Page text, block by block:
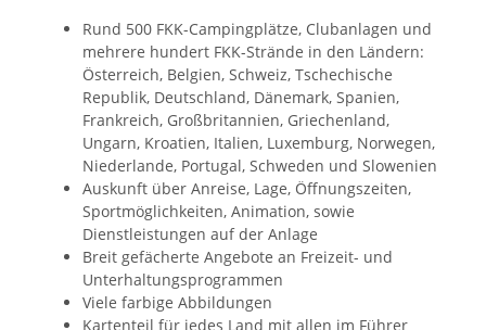
Rund 500 FKK-Campingplätze, Clubanlagen und
mehrere hundert FKK-Strände in den Ländern:
Österreich, Belgien, Schweiz, Tschechische
Republik, Deutschland, Dänemark, Spanien,
Frankreich, Großbritannien, Griechenland,
Ungarn, Kroatien, Italien, Luxemburg, Norwegen,
Niederlande, Portugal, Schweden und Slowenien
Auskunft über Anreise, Lage, Öffnungszeiten,
Sportmöglichkeiten, Animation, sowie
Dienstleistungen auf der Anlage
Breit gefächerte Angebote an Freizeit- und
Unterhaltungsprogrammen
Viele farbige Abbildungen
Kartenteil für jedes Land mit allen im Führer